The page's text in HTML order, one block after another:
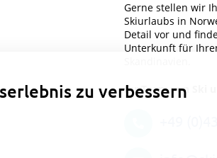
Gerne stellen wir
Skiurlaubs in
Detail vor und
Unterkunft für
Ihr Team von Ski
zu verbessern